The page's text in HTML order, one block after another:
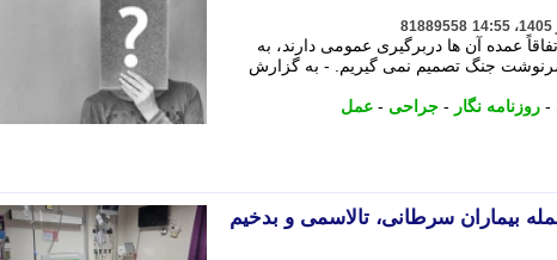
81889558
عمده آن ها دربرگیری عمومی دارند، به
جنگ تصمیم نمی گیریم. - به گزارش
- روزنامه نگار - جراحی - عمل
بیماران سرطانی، تالاسمی و بدخیم